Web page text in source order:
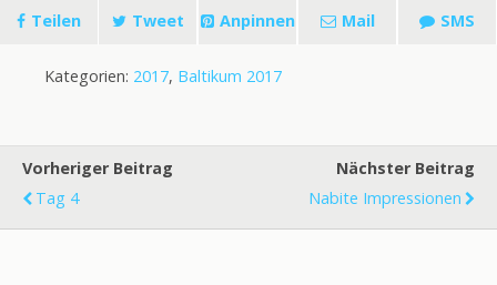
Teilen Tweet Anpinnen Mail SMS
Kategorien: 2017, Baltikum 2017
Vorheriger Beitrag
Tag 4
Nächster Beitrag
Nabite Impressionen